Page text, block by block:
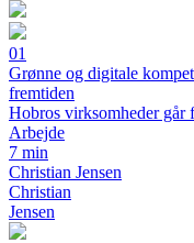
01
Grønne og digitale
fremtiden
Hobros virksomheder går
Arbejde
7 min
Christian Jensen
Christian
Jensen